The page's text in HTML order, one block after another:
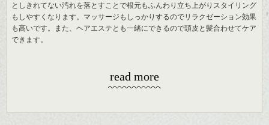
としきれてない汚れを落とすことで根元もふんわり立ち上がりスタイリング
もしやすくなります。マッサージもしっかりするのでリラクゼーション効果
も高いです。また、ヘアエステとも一緒にできるので頭皮と髪合わせてケア
できます。
read more